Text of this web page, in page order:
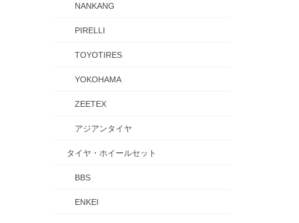
NANKANG
PIRELLI
TOYOTIRES
YOKOHAMA
ZEETEX
アジアンタイヤ
タイヤ・ホイールセット
BBS
ENKEI